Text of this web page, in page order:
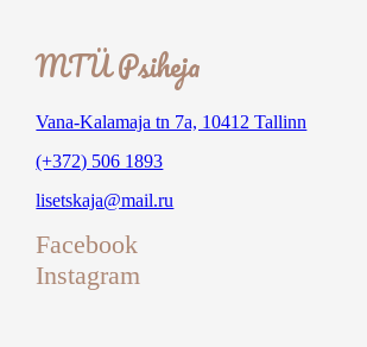
MTÜ Psiheja
Vana-Kalamaja tn 7a, 10412 Tallinn
(+372) 506 1893
lisetskaja@mail.ru
Facebook
Instagram